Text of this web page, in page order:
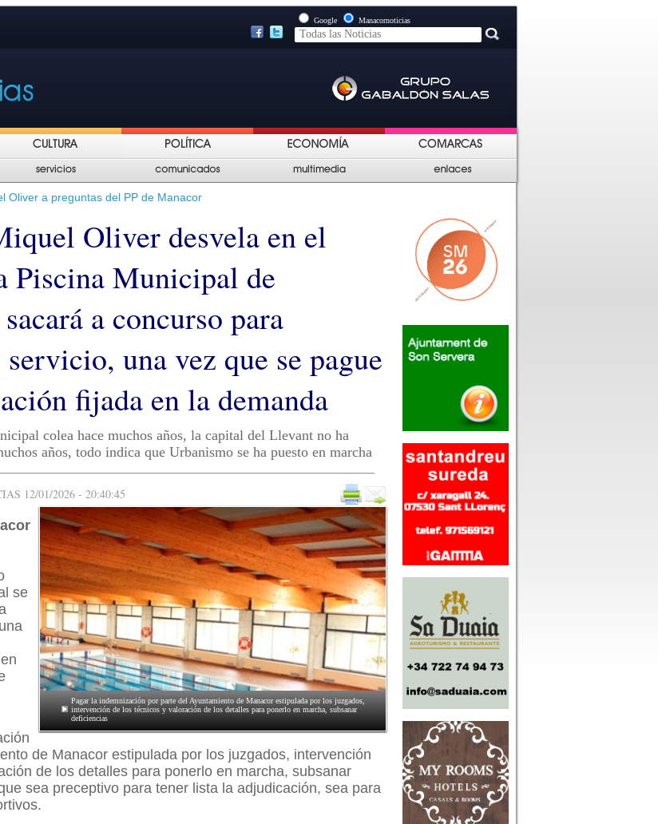
Google Manacornoticias
Oliver a preguntas del PP de Manacor
Oliver desvela en el
Piscina Municipal de
a concurso para
una vez que se pague
fijada en la demanda
colea hace muchos años, la capital del Llevant no ha
años, todo indica que Urbanismo se ha puesto en marcha
12/01/2026 - 20:40:45
Pagar la indemnización por parte del Ayuntamiento de Manacor estipulada por los juzgados,
intervención de los técnicos y valoración de los detalles para ponerlo en marcha, subsanar
deficiencias
se
de Manacor estipulada por los juzgados, intervención
de los detalles para ponerlo en marcha, subsanar
sea preceptivo para tener lista la adjudicación, sea para